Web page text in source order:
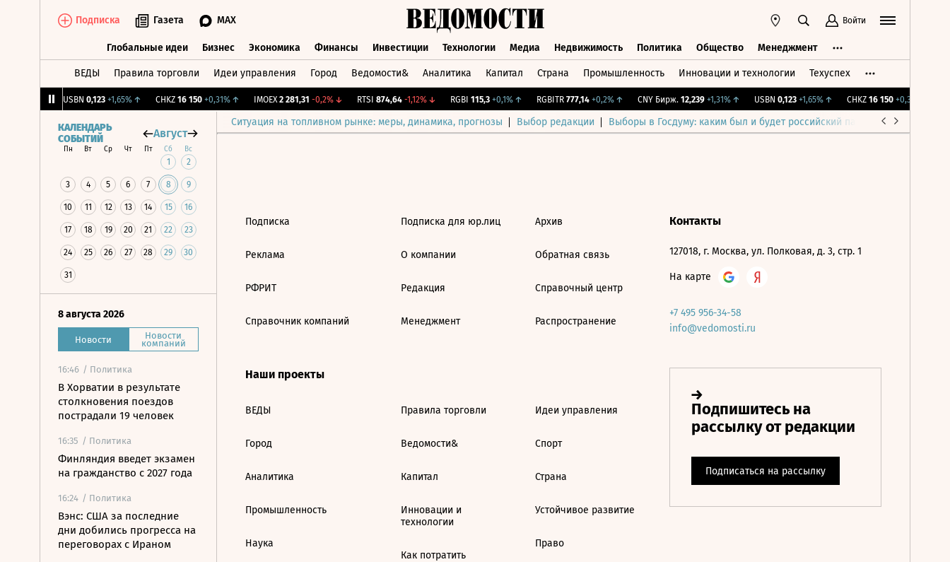
Подписка Газета MAX Войти
Глобальные идеи Бизнес Экономика Финансы Инвестиции Технологии Медиа Недвижимость Политика Общество Менеджмент
ВЕДЫ Правила торговли Идеи управления Город Ведомости& Аналитика Капитал Страна Промышленность Инновации и технологии Техуспех
USBN 0,123 +1,65%↑ CHKZ 16 150 +0,31%↑ IMOEX 2 281,31 -0,2%↓ RTSI 874,64 -1,12%↓ RGBI 115,3 +0,1%↑ RGBITR 777,14 +0,2%↑ CNY Бирж. 12,239 +1,31%↑ USBN 0,123 +1,65%↑ CHKZ 16 150 +0,31%
Ситуация на топливном рынке: меры, динамика, прогнозы Выбор редакции Выборы в Госдуму: каким был и будет российский парламент
КАЛЕНДАРЬ
СОБЫТИЙ
Август
Пн Вт Ср Чт Пт Сб Вс
1 2
3 4 5 6 7 8 9
10 11 12 13 14 15 16
17 18 19 20 21 22 23
24 25 26 27 28 29 30
31
8 августа 2026
Новости Новости
компаний
16:46 / Политика
В Хорватии в результате
столкновения поездов
пострадали 19 человек
16:35 / Политика
Финляндия введет экзамен
на гражданство с 2027 года
16:24 / Политика
Вэнс: США за последние
дни добились прогресса на
переговорах с Ираном
Подписка
Реклама
РФРИТ
Справочник компаний
Подписка для юр.лиц
О компании
Редакция
Менеджмент
Архив
Обратная связь
Справочный центр
Распространение
Наши проекты
ВЕДЫ
Город
Аналитика
Промышленность
Наука
Правила торговли
Ведомости&
Капитал
Инновации и
технологии
Как потратить
Идеи управления
Спорт
Страна
Устойчивое развитие
Право
Контакты
127018, г. Москва, ул. Полковая, д. 3, стр. 1
На карте
+7 495 956-34-58
info@vedomosti.ru